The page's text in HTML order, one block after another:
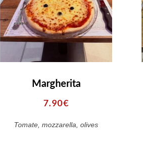
Margherita
7.90€
Tomate, mozzarella, olives